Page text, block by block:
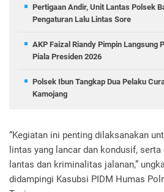
Pertigaan Andir, Unit Lantas Polsek
Pengaturan Lalu Lintas Sore
AKP Faizal Riandy Pimpin Langsung
Piala Presiden 2026
Polsek Ibun Tangkap Dua Pelaku
Kamojang
“Kegiatan ini penting dilaksanakan
lintas yang lancar dan kondusif,
lantas dan kriminalitas jalanan,”
didampingi Kasubsi PIDM Humas